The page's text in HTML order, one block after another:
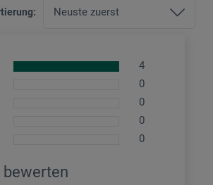
4
0
0
0
0
bewerten